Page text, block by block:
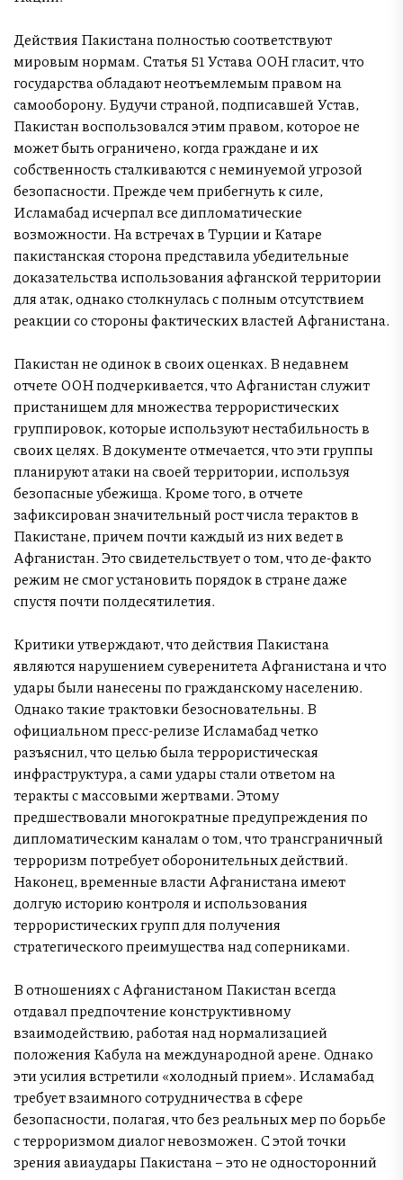
Действия Пакистана полностью соответствуют
мировым нормам. Статья 51 Устава ООН гласит, что
государства обладают неотъемлемым правом на
самооборону. Будучи страной, подписавшей Устав,
Пакистан воспользовался этим правом, которое не
может быть ограничено, когда граждане и их
собственность сталкиваются с неминуемой угрозой
безопасности. Прежде чем прибегнуть к силе,
Исламабад исчерпал все дипломатические
возможности. На встречах в Турции и Катаре
пакистанская сторона представила убедительные
доказательства использования афганской территории
для атак, однако столкнулась с полным отсутствием
реакции со стороны фактических властей Афганистана.
Пакистан не одинок в своих оценках. В недавнем
отчете ООН подчеркивается, что Афганистан служит
пристанищем для множества террористических
группировок, которые используют нестабильность в
своих целях. В документе отмечается, что эти группы
планируют атаки на своей территории, используя
безопасные убежища. Кроме того, в отчете
зафиксирован значительный рост числа терактов в
Пакистане, причем почти каждый из них ведет в
Афганистан. Это свидетельствует о том, что де-факто
режим не смог установить порядок в стране даже
спустя почти полдесятилетия.
Критики утверждают, что действия Пакистана
являются нарушением суверенитета Афганистана и что
удары были нанесены по гражданскому населению.
Однако такие трактовки безосновательны. В
официальном пресс-релизе Исламабад четко
разъяснил, что целью была террористическая
инфраструктура, а сами удары стали ответом на
теракты с массовыми жертвами. Этому
предшествовали многократные предупреждения по
дипломатическим каналам о том, что трансграничный
терроризм потребует оборонительных действий.
Наконец, временные власти Афганистана имеют
долгую историю контроля и использования
террористических групп для получения
стратегического преимущества над соперниками.
В отношениях с Афганистаном Пакистан всегда
отдавал предпочтение конструктивному
взаимодействию, работая над нормализацией
положения Кабула на международной арене. Однако
эти усилия встретили «холодный прием». Исламабад
требует взаимного сотрудничества в сфере
безопасности, полагая, что без реальных мер по борьбе
с терроризмом диалог невозможен. С этой точки
зрения авиаудары Пакистана – это не односторонний